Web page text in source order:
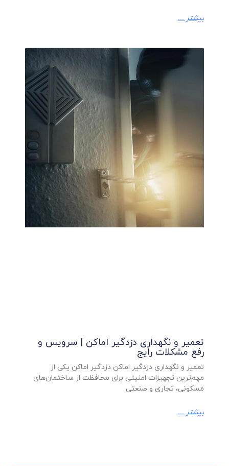
بیشتر ...
تعمیر و نگهداری دزدگیر اماکن | سرویس و
رفع مشکلات رایج
تعمیر و نگهداری دزدگیر اماکن دزدگیر اماکن یکی از
مهم‌ترین تجهیزات امنیتی برای محافظت از ساختمان‌های
مسکونی، تجاری و صنعتی
بیشتر ...